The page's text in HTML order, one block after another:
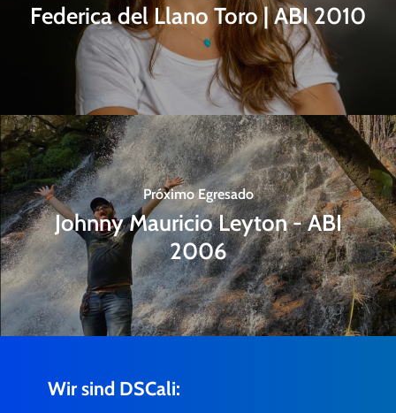
Federica del Llano Toro | ABI 2010
Próximo Egresado
Johnny Mauricio Leyton - ABI
2006
Wir sind DSCali: